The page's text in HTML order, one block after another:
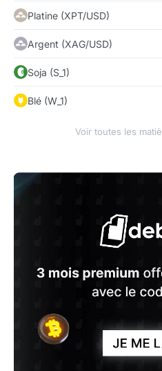
Platine (XPT/USD)
Argent (XAG/USD)
Soja (S_1)
Blé (W_1)
Voir toutes les